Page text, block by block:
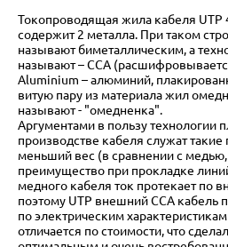
Токопроводящая жила кабеля UTP
содержит 2 металла. При таком
называют биметаллическим, а
называют – CCA
Aluminium – алюминий,
витую пару из материала жил
называют - "омедненка".
Аргументами в пользу технологии
производстве кабеля служат
меньший вес (в сравнении с
преимущество при прокладке
медного кабеля ток протекает по
поэтому UTP внешний CCA кабель
по электрическим
отличается по стоимости, что